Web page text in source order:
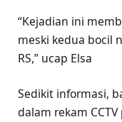
“Kejadian ini
meski kedua bocil
RS,” ucap Elsa
Sedikit informasi,
dalam rekam